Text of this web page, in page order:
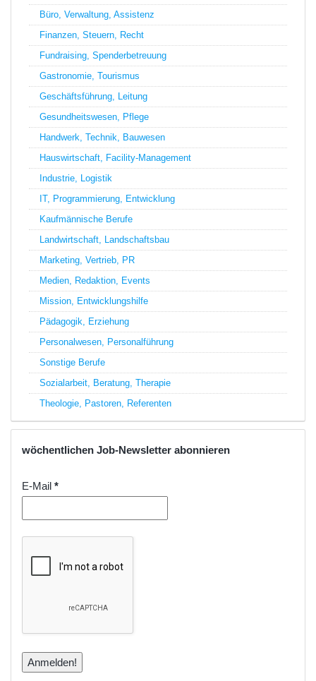
Büro, Verwaltung, Assistenz
Finanzen, Steuern, Recht
Fundraising, Spenderbetreuung
Gastronomie, Tourismus
Geschäftsführung, Leitung
Gesundheitswesen, Pflege
Handwerk, Technik, Bauwesen
Hauswirtschaft, Facility-Management
Industrie, Logistik
IT, Programmierung, Entwicklung
Kaufmännische Berufe
Landwirtschaft, Landschaftsbau
Marketing, Vertrieb, PR
Medien, Redaktion, Events
Mission, Entwicklungshilfe
Pädagogik, Erziehung
Personalwesen, Personalführung
Sonstige Berufe
Sozialarbeit, Beratung, Therapie
Theologie, Pastoren, Referenten
wöchentlichen Job-Newsletter abonnieren
E-Mail *